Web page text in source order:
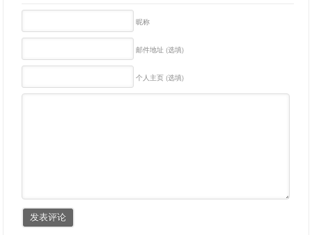
昵称
邮件地址 (选填)
个人主页 (选填)